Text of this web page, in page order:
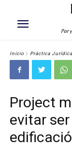
Por
Inicio Práctica Jurídica
Project
evitar